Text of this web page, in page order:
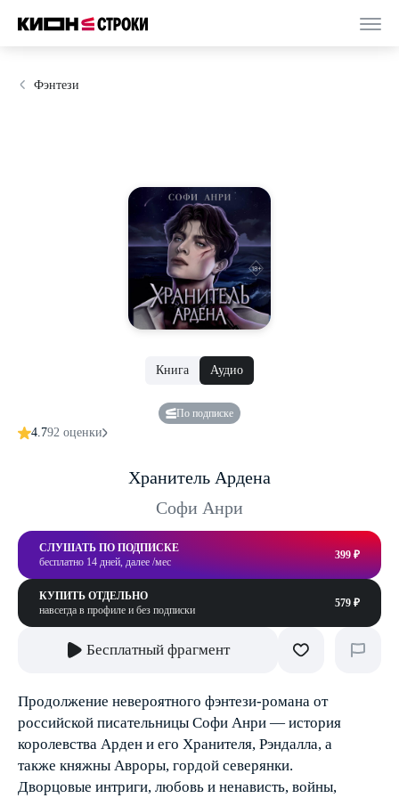
Фэнтези
Книга Аудио
По подписке
4.792 оценки
Хранитель Ардена
Софи Анри
СЛУШАТЬ ПО ПОДПИСКЕ
бесплатно 14 дней, далее /мес
399 ₽
КУПИТЬ ОТДЕЛЬНО
навсегда в профиле и без подписки
579 ₽
Бесплатный фрагмент
Продолжение невероятного фэнтези-романа от
российской писательницы Софи Анри — история
королевства Арден и его Хранителя, Рэндалла, а
также княжны Авроры, гордой северянки.
Дворцовые интриги, любовь и ненависть, войны,